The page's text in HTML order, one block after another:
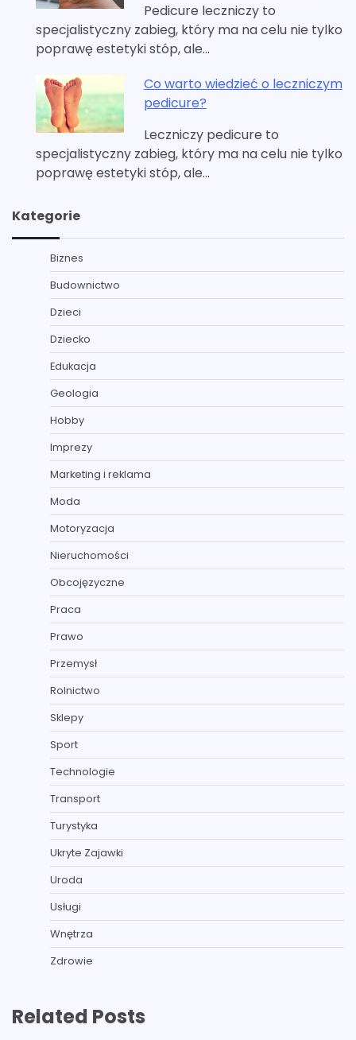
Pedicure leczniczy to
specjalistyczny zabieg, który ma na celu nie tylko
poprawę estetyki stóp, ale…
Co warto wiedzieć o leczniczym
pedicure?
Leczniczy pedicure to
specjalistyczny zabieg, który ma na celu nie tylko
poprawę estetyki stóp, ale…
Kategorie
Biznes
Budownictwo
Dzieci
Dziecko
Edukacja
Geologia
Hobby
Imprezy
Marketing i reklama
Moda
Motoryzacja
Nieruchomości
Obcojęzyczne
Praca
Prawo
Przemysł
Rolnictwo
Sklepy
Sport
Technologie
Transport
Turystyka
Ukryte Zajawki
Uroda
Usługi
Wnętrza
Zdrowie
Related Posts